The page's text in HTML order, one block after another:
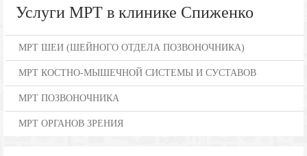
Услуги МРТ в клинике Спиженко
МРТ ШЕИ (ШЕЙНОГО ОТДЕЛА ПОЗВОНОЧНИКА)
МРТ КОСТНО-МЫШЕЧНОЙ СИСТЕМЫ И СУСТАВОВ
МРТ ПОЗВОНОЧНИКА
МРТ ОРГАНОВ ЗРЕНИЯ